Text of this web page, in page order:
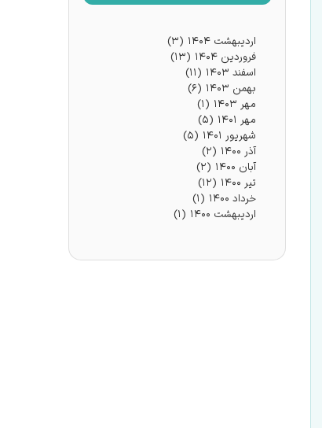
اردیبهشت ۱۴۰۴
(۳)
فروردین ۱۴۰۴
(۱۳)
اسفند ۱۴۰۳
(۱۱)
بهمن ۱۴۰۳
(۶)
مهر ۱۴۰۳
(۱)
مهر ۱۴۰۱
(۵)
شهریور ۱۴۰۱
(۵)
آذر ۱۴۰۰
(۲)
آبان ۱۴۰۰
(۲)
تیر ۱۴۰۰
(۱۲)
خرداد ۱۴۰۰
(۱)
اردیبهشت ۱۴۰۰
(۱)